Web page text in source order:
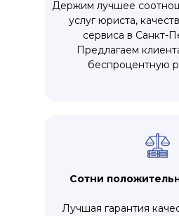
Держим лучшее
услуг юриста,
сервиса в Санкт-
Предлагаем
беспроцентную
Лучшая гарантия
Сотни